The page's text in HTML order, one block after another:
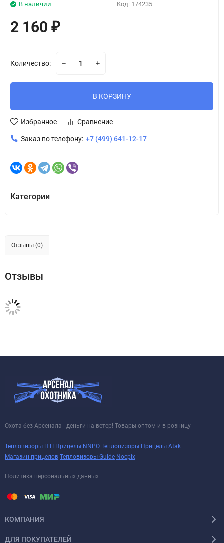
Код: 174235
В наличии
2 160 ₽
Количество:
В КОРЗИНУ
Избранное Сравнение
Заказ по телефону: +7 (499) 641-12-17
Категории
Отзывы (0)
Отзывы
Охота без Арсенала - деньги на ветер! Товары оптом и в розницу
Тепловизоры HTI Прицелы NNPO Тепловизоры Прицелы Atak
Магазин прицелов Тепловизоры Guide Nocpix
Политика персональных данных
КОМПАНИЯ
ДЛЯ ПОКУПАТЕЛЕЙ